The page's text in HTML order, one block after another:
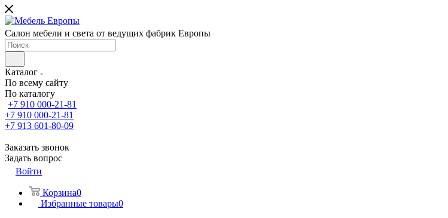
Салон мебели и света от ведущих фабрик Европы
Каталог
По всему сайту
По каталогу
+7 910 000-21-81
+7 910 000-21-81
+7 913 601-80-09
Заказать звонок
Задать вопрос
Войти
Корзина0
Избранные товары0